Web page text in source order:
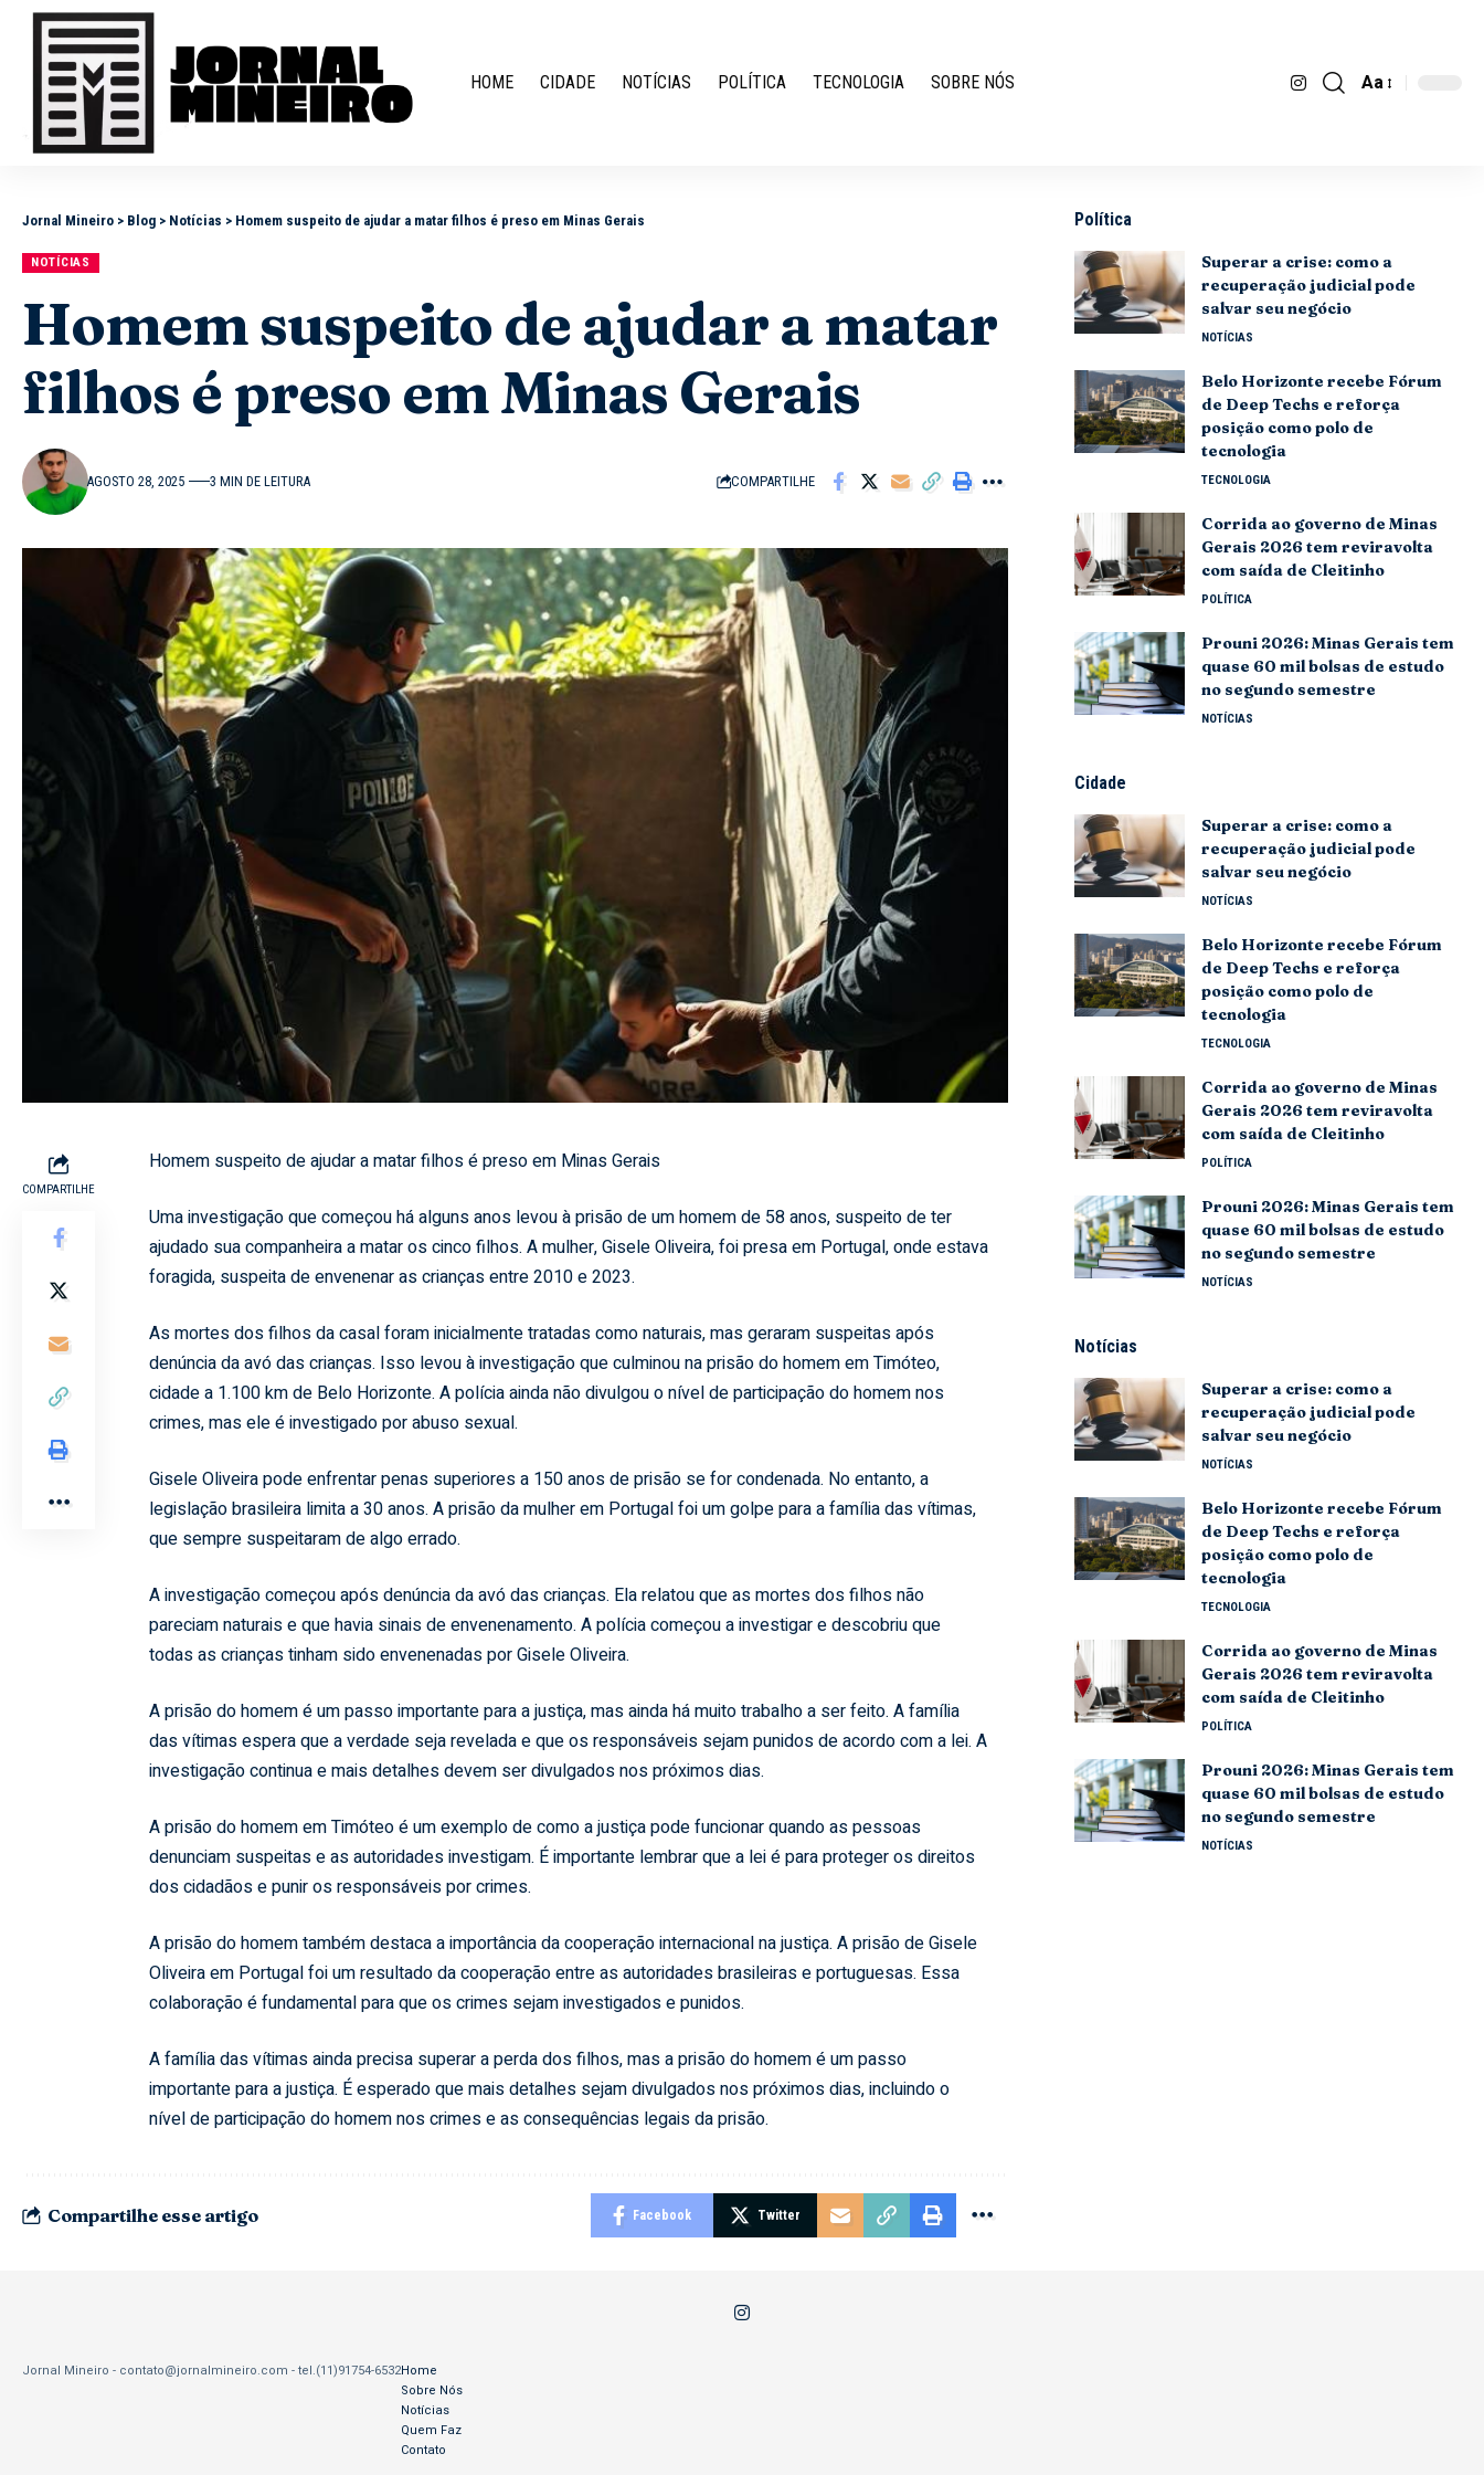
HOME CIDADE NOTÍCIAS POLÍTICA TECNOLOGIA SOBRE NÓS Aa
Jornal Mineiro > Blog > Notícias > Homem suspeito de ajudar a matar filhos é preso em Minas Gerais
NOTÍCIAS
Homem suspeito de ajudar a matar
filhos é preso em Minas Gerais
AGOSTO 28, 2025 3 MIN DE LEITURA COMPARTILHE
COMPARTILHE
Homem suspeito de ajudar a matar filhos é preso em Minas Gerais
Uma investigação que começou há alguns anos levou à prisão de um homem de 58 anos, suspeito de ter
ajudado sua companheira a matar os cinco filhos. A mulher, Gisele Oliveira, foi presa em Portugal, onde estava
foragida, suspeita de envenenar as crianças entre 2010 e 2023.
As mortes dos filhos da casal foram inicialmente tratadas como naturais, mas geraram suspeitas após
denúncia da avó das crianças. Isso levou à investigação que culminou na prisão do homem em Timóteo,
cidade a 1.100 km de Belo Horizonte. A polícia ainda não divulgou o nível de participação do homem nos
crimes, mas ele é investigado por abuso sexual.
Gisele Oliveira pode enfrentar penas superiores a 150 anos de prisão se for condenada. No entanto, a
legislação brasileira limita a 30 anos. A prisão da mulher em Portugal foi um golpe para a família das vítimas,
que sempre suspeitaram de algo errado.
A investigação começou após denúncia da avó das crianças. Ela relatou que as mortes dos filhos não
pareciam naturais e que havia sinais de envenenamento. A polícia começou a investigar e descobriu que
todas as crianças tinham sido envenenadas por Gisele Oliveira.
A prisão do homem é um passo importante para a justiça, mas ainda há muito trabalho a ser feito. A família
das vítimas espera que a verdade seja revelada e que os responsáveis sejam punidos de acordo com a lei. A
investigação continua e mais detalhes devem ser divulgados nos próximos dias.
A prisão do homem em Timóteo é um exemplo de como a justiça pode funcionar quando as pessoas
denunciam suspeitas e as autoridades investigam. É importante lembrar que a lei é para proteger os direitos
dos cidadãos e punir os responsáveis por crimes.
A prisão do homem também destaca a importância da cooperação internacional na justiça. A prisão de Gisele
Oliveira em Portugal foi um resultado da cooperação entre as autoridades brasileiras e portuguesas. Essa
colaboração é fundamental para que os crimes sejam investigados e punidos.
A família das vítimas ainda precisa superar a perda dos filhos, mas a prisão do homem é um passo
importante para a justiça. É esperado que mais detalhes sejam divulgados nos próximos dias, incluindo o
nível de participação do homem nos crimes e as consequências legais da prisão.
Compartilhe esse artigo Facebook Twitter
Política
Superar a crise: como a
recuperação judicial pode
salvar seu negócio
NOTÍCIAS
Belo Horizonte recebe Fórum
de Deep Techs e reforça
posição como polo de
tecnologia
TECNOLOGIA
Corrida ao governo de Minas
Gerais 2026 tem reviravolta
com saída de Cleitinho
POLÍTICA
Prouni 2026: Minas Gerais tem
quase 60 mil bolsas de estudo
no segundo semestre
NOTÍCIAS
Cidade
Superar a crise: como a
recuperação judicial pode
salvar seu negócio
NOTÍCIAS
Belo Horizonte recebe Fórum
de Deep Techs e reforça
posição como polo de
tecnologia
TECNOLOGIA
Corrida ao governo de Minas
Gerais 2026 tem reviravolta
com saída de Cleitinho
POLÍTICA
Prouni 2026: Minas Gerais tem
quase 60 mil bolsas de estudo
no segundo semestre
NOTÍCIAS
Notícias
Superar a crise: como a
recuperação judicial pode
salvar seu negócio
NOTÍCIAS
Belo Horizonte recebe Fórum
de Deep Techs e reforça
posição como polo de
tecnologia
TECNOLOGIA
Corrida ao governo de Minas
Gerais 2026 tem reviravolta
com saída de Cleitinho
POLÍTICA
Prouni 2026: Minas Gerais tem
quase 60 mil bolsas de estudo
no segundo semestre
NOTÍCIAS
Jornal Mineiro - contato@jornalmineiro.com - tel.(11)91754-6532Home
Sobre Nós
Notícias
Quem Faz
Contato